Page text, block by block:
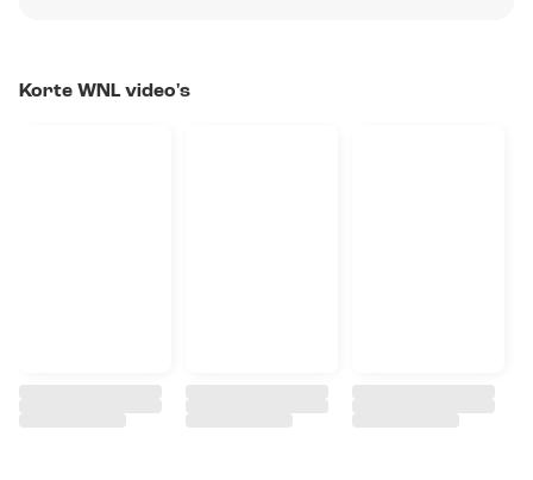
Korte WNL video's